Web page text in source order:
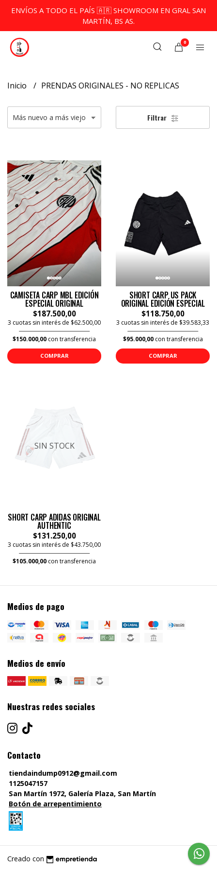
ENVÍOS A TODO EL PAÍS 🇦🇷 SHOWROOM EN GRAL SAN
MARTÍN, BS AS.
0
Inicio PRENDAS ORIGINALES - NO REPLICAS
Filtrar
CAMISETA CARP MBL EDICIÓN
ESPECIAL ORIGINAL
$187.500,00
3 cuotas sin interés de $62.500,00
$150.000,00 con transferencia
COMPRAR
SHORT CARP US PACK
ORIGINAL EDICIÓN ESPECIAL
$118.750,00
3 cuotas sin interés de $39.583,33
$95.000,00con transferencia
COMPRAR
SIN STOCK
SHORT CARP ADIDAS ORIGINAL
AUTHENTIC
$131.250,00
3 cuotas sin interés de $43.750,00
$105.000,00 con transferencia
Medios de pago
Medios de envío
Nuestras redes sociales
Contacto
tiendaindump0912@gmail.com
1125047157
San Martín 1972, Galería Plaza, San Martín
Botón de arrepentimiento
Creado con